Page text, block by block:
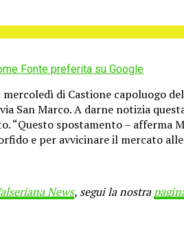
Fonte preferita su Google
di Castione capoluogo
San Marco. A darne notizia
“Questo spostamento –
e per avvicinare il mercato
News, segui la nostra